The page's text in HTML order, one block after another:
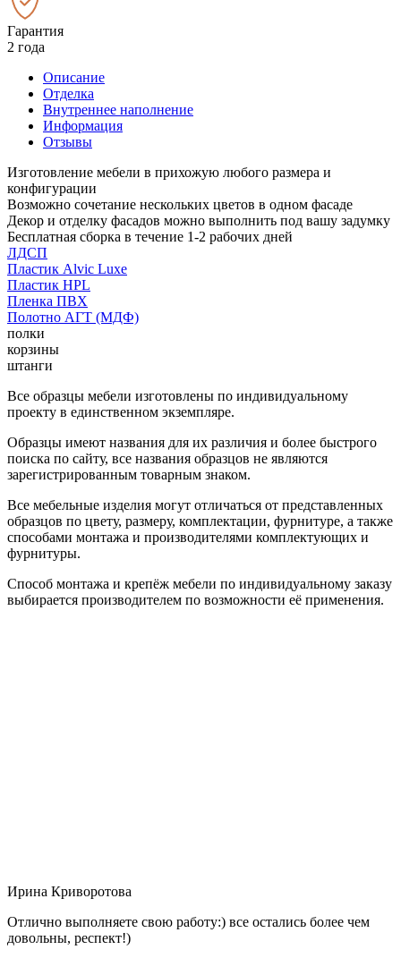
Гарантия
2 года
Описание
Отделка
Внутреннее наполнение
Информация
Отзывы
Изготовление мебели в прихожую любого размера и
конфигурации
Возможно сочетание нескольких цветов в одном фасаде
Декор и отделку фасадов можно выполнить под вашу задумку
Бесплатная сборка в течение 1-2 рабочих дней
ЛДСП
Пластик Alvic Luxe
Пластик HPL
Пленка ПВХ
Полотно АГТ (МДФ)
полки
корзины
штанги
Все образцы мебели изготовлены по индивидуальному
проекту в единственном экземпляре.
Образцы имеют названия для их различия и более быстрого
поиска по сайту, все названия образцов не являются
зарегистрированным товарным знаком.
Все мебельные изделия могут отличаться от представленных
образцов по цвету, размеру, комплектации, фурнитуре, а также
способами монтажа и производителями комплектующих и
фурнитуры.
Способ монтажа и крепёж мебели по индивидуальному заказу
выбирается производителем по возможности её применения.
Ирина Криворотова
Отлично выполняете свою работу:) все остались более чем
довольны, респект!)